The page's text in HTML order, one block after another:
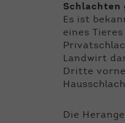
Schlachten
Es ist
eines
Landwirt
Dritte
Die